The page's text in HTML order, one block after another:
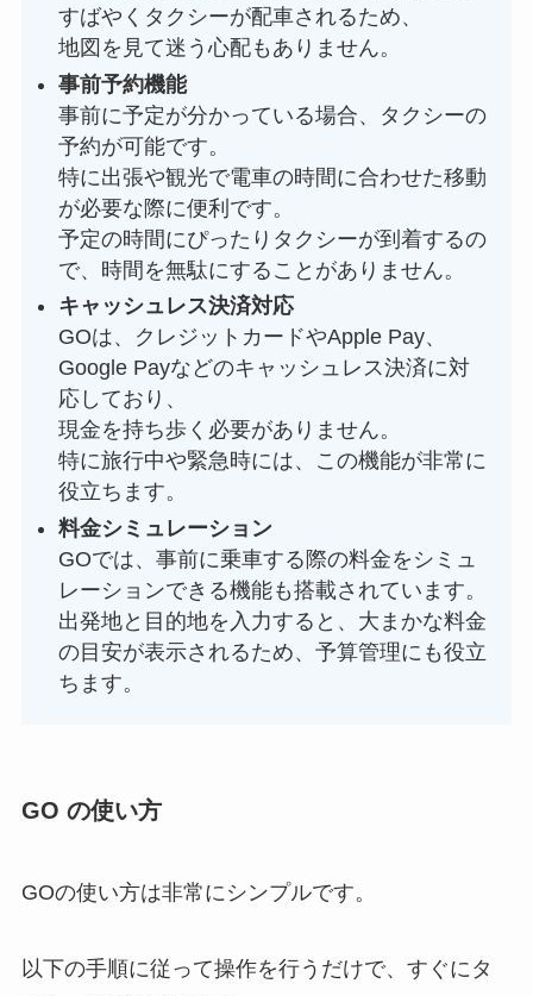
すばやくタクシーが配車されるため、
地図を見て迷う心配もありません。
事前予約機能
事前に予定が分かっている場合、タクシーの
予約が可能です。
特に出張や観光で電車の時間に合わせた移動
が必要な際に便利です。
予定の時間にぴったりタクシーが到着するの
で、時間を無駄にすることがありません。
キャッシュレス決済対応
GOは、クレジットカードやApple Pay、
Google Payなどのキャッシュレス決済に対
応しており、
現金を持ち歩く必要がありません。
特に旅行中や緊急時には、この機能が非常に
役立ちます。
料金シミュレーション
GOでは、事前に乗車する際の料金をシミュ
レーションできる機能も搭載されています。
出発地と目的地を入力すると、大まかな料金
の目安が表示されるため、予算管理にも役立
ちます。
GO の使い方
GOの使い方は非常にシンプルです。
以下の手順に従って操作を行うだけで、すぐにタ